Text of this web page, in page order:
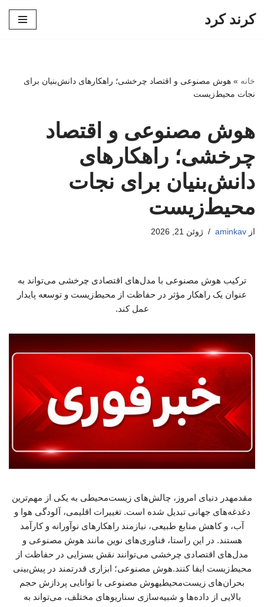
کرند کرد
خانه » هوش مصنوعی و اقتصاد چرخشی؛ راهکارهای دانش‌بنیان برای
نجات محیط‌زیست
هوش مصنوعی و اقتصاد
چرخشی؛ راهکارهای
دانش‌بنیان برای نجات
محیط‌زیست
از aminkav ژوئن 21, 2026
ترکیب هوش مصنوعی با مدل‌های اقتصادی چرخشی می‌تواند به
عنوان یک راهکار مؤثر در حفاظت از محیط‌زیست و توسعه پایدار
عمل کند.
مقدمهدر دنیای امروز، چالش‌های زیست‌محیطی به یکی از مهم‌ترین
دغدغه‌های جهانی تبدیل شده است. تغییرات اقلیمی، آلودگی هوا و
آب، و کاهش منابع طبیعی، نیازمند راهکارهای نوآورانه و کارآمد
هستند. در این راستا، فناوری‌های نوین مانند هوش مصنوعی و
مدل‌های اقتصادی چرخشی می‌توانند نقش بسزایی در حفاظت از
محیط‌زیست ایفا کنند.هوش مصنوعی؛ ابزاری قدرتمند در پیش‌بینی
بحران‌های زیست‌محیطیهوش مصنوعی با توانایی پردازش حجم
بالایی از داده‌ها و شبیه‌سازی سناریوهای مختلف، می‌تواند به